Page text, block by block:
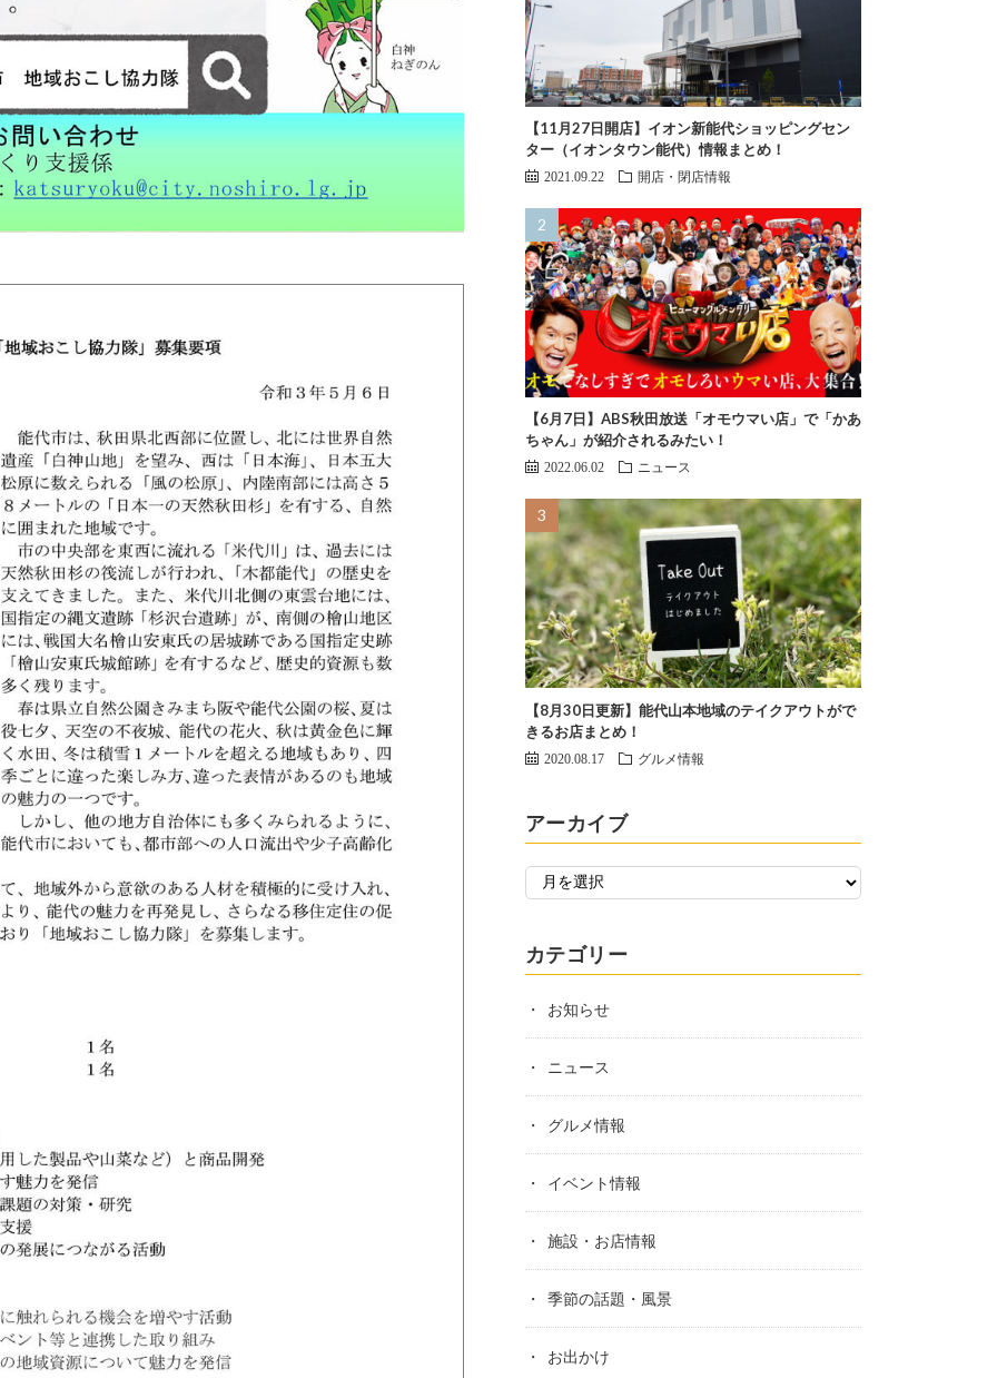
【11月27日開店】イオン新能代ショッピングセン
ター（イオンタウン能代）情報まとめ！
2021.09.22 開店・閉店情報
【6月7日】ABS秋田放送「オモウマい店」で「かあ
ちゃん」が紹介されるみたい！
2022.06.02 ニュース
【8月30日更新】能代山本地域のテイクアウトがで
きるお店まとめ！
2020.08.17 グルメ情報
アーカイブ
カテゴリー
お知らせ
ニュース
グルメ情報
イベント情報
施設・お店情報
季節の話題・風景
お出かけ